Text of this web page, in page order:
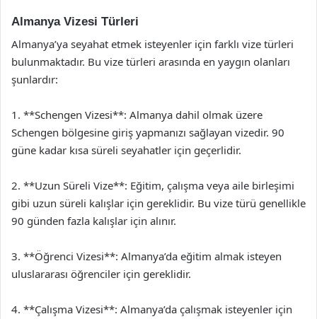
Almanya Vizesi Türleri
Almanya’ya seyahat etmek isteyenler için farklı vize türleri
bulunmaktadır. Bu vize türleri arasında en yaygın olanları
şunlardır:
1. **Schengen Vizesi**: Almanya dahil olmak üzere
Schengen bölgesine giriş yapmanızı sağlayan vizedir. 90
güne kadar kısa süreli seyahatler için geçerlidir.
2. **Uzun Süreli Vize**: Eğitim, çalışma veya aile birleşimi
gibi uzun süreli kalışlar için gereklidir. Bu vize türü genellikle
90 günden fazla kalışlar için alınır.
3. **Öğrenci Vizesi**: Almanya’da eğitim almak isteyen
uluslararası öğrenciler için gereklidir.
4. **Çalışma Vizesi**: Almanya’da çalışmak isteyenler için